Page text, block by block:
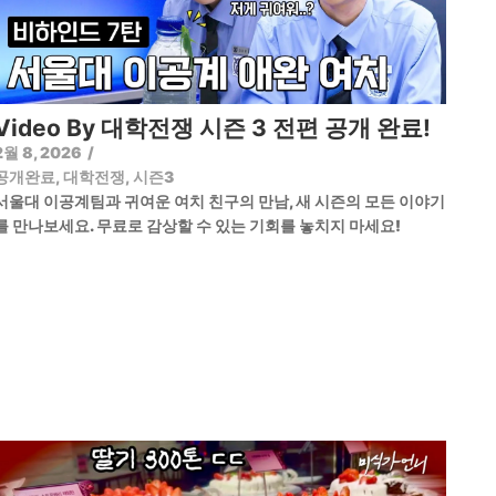
By 대학전쟁 시즌 3 전편 공개 완료!
8, 2026 /
개완료,대학전쟁,시즌3
울대 이공계팀과 귀여운 여치 친구의 만남, 새 시즌의 모든 이야기
만나보세요. 무료로 감상할 수 있는 기회를 놓치지 마세요!